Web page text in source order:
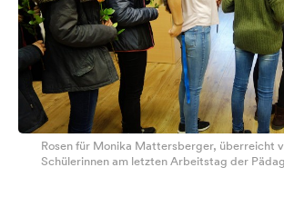
Rosen für Monika Mattersberger, überreicht
Schülerinnen am letzten Arbeitstag der